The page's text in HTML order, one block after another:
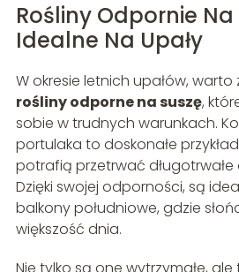
Rośliny Odpornie Na
Idealne Na Upały
W okresie letnich upałów,
rośliny odporne na suszę,
sobie w trudnych warunkach.
portulaka to doskonałe
potrafią przetrwać długotrwałe
Dzięki swojej odporności, są
balkony południowe, gdzie
większość dnia.